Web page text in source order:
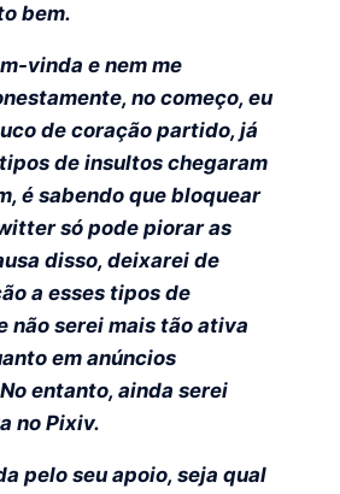
bem.
vinda e nem me
no começo, eu
de coração partido, já
de insultos chegaram
é sabendo que bloquear
só pode piorar as
disso, deixarei de
a esses tipos de
não serei mais tão ativa
em anúncios
entanto, ainda serei
no Pixiv.
pelo seu apoio, seja qual